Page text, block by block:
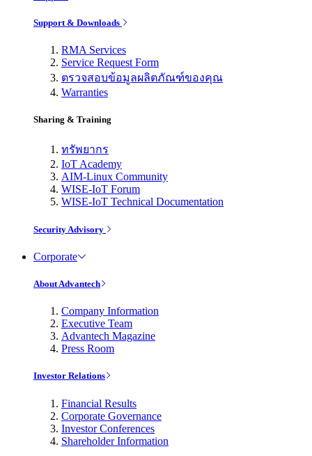
Support & Downloads
RMA Services
Service Request Form
ตรวจสอบข้อมูลผลิตภัณฑ์ของคุณ
Warranties
Sharing & Training
ทรัพยากร
IoT Academy
AIM-Linux Community
WISE-IoT Forum
WISE-IoT Technical Documentation
Security Advisory
Corporate
About Advantech
Company Information
Executive Team
Advantech Magazine
Press Room
Investor Relations
Financial Results
Corporate Governance
Investor Conferences
Shareholder Information